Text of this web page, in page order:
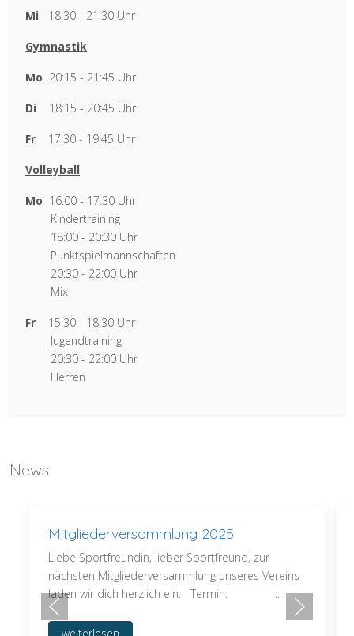
Mi 18:30 - 21:30 Uhr
Gymnastik
Mo 20:15 - 21:45 Uhr
Di 18:15 - 20:45 Uhr
Fr 17:30 - 19:45 Uhr
Volleyball
Mo 16:00 - 17:30 Uhr
Kindertraining
18:00 - 20:30 Uhr
Punktspielmannschaften
20:30 - 22:00 Uhr
Mix
Fr 15:30 - 18:30 Uhr
Jugendtraining
20:30 - 22:00 Uhr
Herren
News
Mitgliederversammlung 2025
Liebe Sportfreundin, lieber Sportfreund, zur
nächsten Mitgliederversammlung unseres Vereins
laden wir dich herzlich ein. Termin: ...